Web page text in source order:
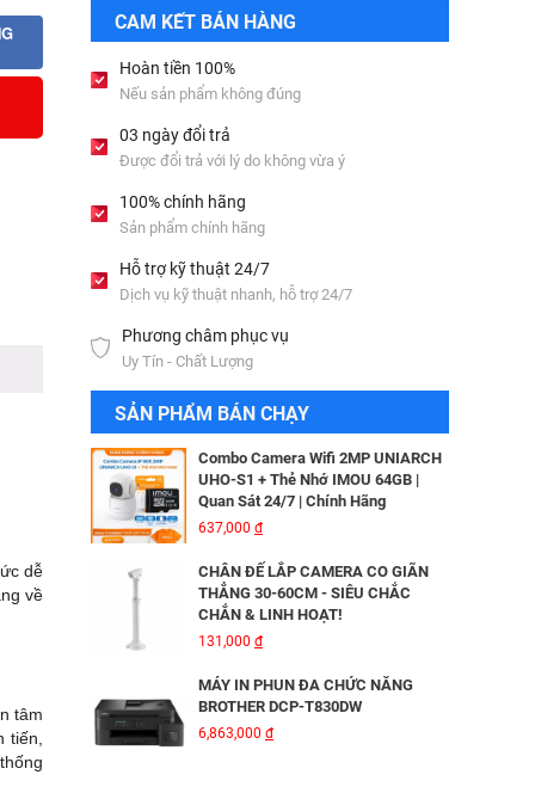
dễ
về
tâm
tiến,
CAM KẾT BÁN HÀNG
Hoàn tiền 100%
Nếu sản phẩm không đúng
03 ngày đổi trả
Được đổi trả với lý do không vừa ý
100% chính hãng
Sản phẩm chính hãng
Hỗ trợ kỹ thuật 24/7
Dịch vụ kỹ thuật nhanh, hỗ trợ 24/7
Phương châm phục vụ
Uy Tín - Chất Lượng
SẢN PHẨM BÁN CHẠY
Bộ lưu điện UPS Online SANTAK
C6KS_LCD
2WT Kèm Thẻ Nhớ IMOU 64GB |
Xem Từ Xa | Dễ Lắp Đặt
Camera IP Wifi 2MP UNIARCH UHO-
Từ Xa | Dễ Lắp Đặt
624,000đ
Combo Camera IP Wifi UNIARCH
UHO-S2 2MP Kèm Thẻ Nhớ IMOU
64GB | Phù Hợp Nhà & Cửa Hàng
583,000 đ
Combo Camera Wifi 2MP UNIARCH
UHO-S1 + Thẻ Nhớ IMOU 64GB |
Quan Sát 24/7 | Chính Hãng
637,000 đ
CHÂN ĐẾ LẮP CAMERA CO GIÃN
THẲNG 30-60CM - SIÊU CHẮC
CHẮN & LINH HOẠT!
131,000 đ
MÁY IN PHUN ĐA CHỨC NĂNG
BROTHER DCP-T830DW
6,863,000 đ
Camera IP Dome 4.0 Megapixel
HIKVISION DS-2CD2346G2-ISU/SL​
3,256,000
Camera IP HIKVISION DS-
3,344,000đ
Camera IP Turret 4MP Hikvision DS-
2CD2343G2-LI2U
2,326,000
Camera IP AcuSense thân trụ 2MP
HIKVISION DS-2CD2026G2-IU/SL
3,816,000đ
BỘ MỞ RỘNG CÁP QUANG HDMI
KVM MT-VIKI MT-HK020
5,600,000đ
Camera IP Wifi 2MP UNIARCH T1L-